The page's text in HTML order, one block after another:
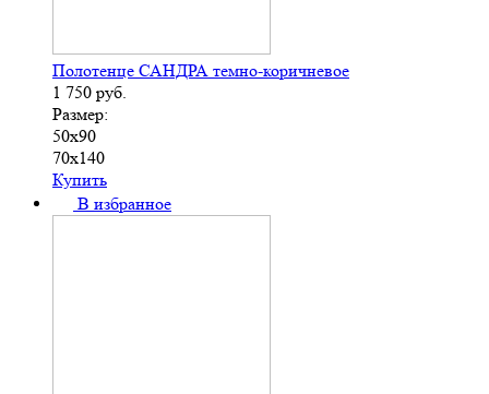
Полотенце САНДРА темно-коричневое
1 750 руб.
Размер:
50х90
70х140
Купить
В избранное